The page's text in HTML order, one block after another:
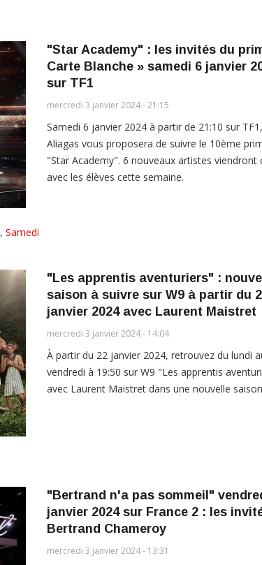
"Star Academy" : les invités du
Carte Blanche » samedi 6 janvier
sur TF1
mercredi 3 janvier 2024 - 21:15
Samedi 6 janvier 2024 à partir de 21:10 sur
Aliagas vous proposera de suivre le 10ème
"Star Academy". 6 nouveaux artistes viendront
avec les élèves cette semaine.
, Samedi
"Les apprentis aventuriers" :
saison à suivre sur W9 à partir du
janvier 2024 avec Laurent Maistret
mercredi 3 janvier 2024 - 14:04
À partir du 22 janvier 2024, retrouvez du lundi
vendredi à 19:50 sur W9 "Les apprentis
avec Laurent Maistret dans une nouvelle
"Bertrand n'a pas sommeil"
janvier 2024 sur France 2 : les
Bertrand Chameroy
mercredi 3 janvier 2024 - 13:31